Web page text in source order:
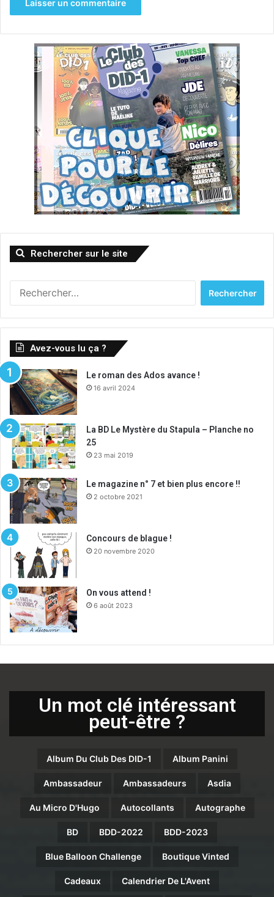
Rechercher sur le site
h
:
Avez-vous lu ça ?
Le roman des Ados avance !
16 avril 2024
La BD Le Mystère du Stapula – Planche no
25
23 mai 2019
Le magazine n° 7 et bien plus encore !!
2 octobre 2021
Concours de blague !
20 novembre 2020
On vous attend !
6 août 2023
Un mot clé intéressant
peut-être ?
Album Du Club Des DID-1 Album Panini
Ambassadeur Ambassadeurs Asdia
Au Micro D'Hugo Autocollants Autographe
BD BDD-2022 BDD-2023
Blue Balloon Challenge Boutique Vinted
Cadeaux Calendrier De L'Avent